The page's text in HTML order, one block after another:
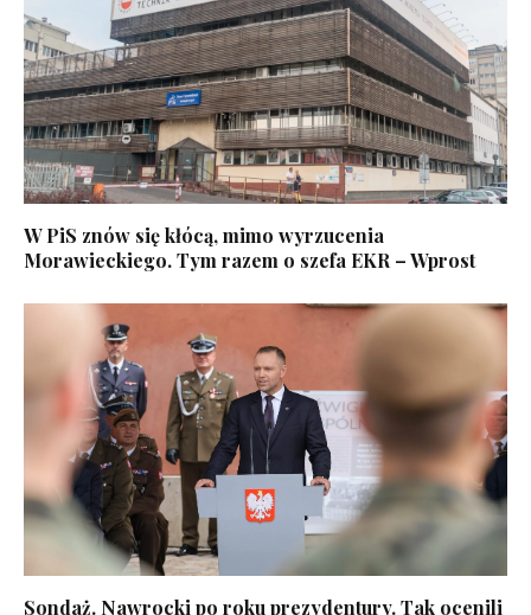
W PiS znów się kłócą, mimo wyrzucenia
Morawieckiego. Tym razem o szefa EKR – Wprost
Sondaż. Nawrocki po roku prezydentury. Tak ocenili